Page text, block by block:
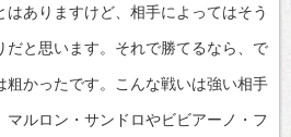
ありますけど、相手によってはそう
だと思います。それで勝てるなら、で
粗かったです。こんな戦いは強い相手
マルロン・サンドロやビビアーノ・フ